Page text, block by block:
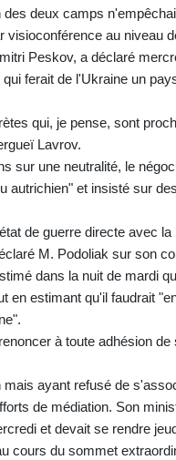
deux camps
visioconférence au niveau
Peskov, a déclaré
ferait de l'Ukraine un
qui, je pense, sont
Lavrov.
sur une neutralité, le
autrichien" et insisté sur
de guerre directe avec
M. Podoliak sur son
dans la nuit de mardi
en estimant qu'il faudrait
à toute adhésion
mais ayant refusé de
de médiation. Son
et devait se rendre
cours du sommet